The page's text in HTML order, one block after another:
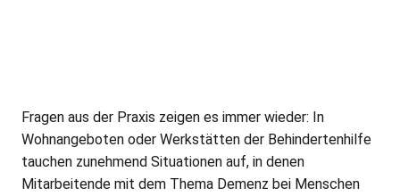
Fragen aus der Praxis zeigen es immer wieder: In
Wohnangeboten oder Werkstätten der Behindertenhilfe
tauchen zunehmend Situationen auf, in denen
Mitarbeitende mit dem Thema Demenz bei Menschen